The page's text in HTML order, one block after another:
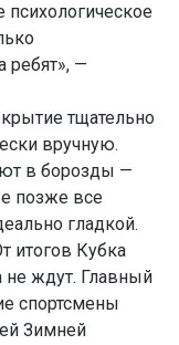
ребят», —
тщательно
вручную.
в борозды —
позже все
гладкой.
итогов Кубка
не ждут. Главный
спортсмены
Зимней